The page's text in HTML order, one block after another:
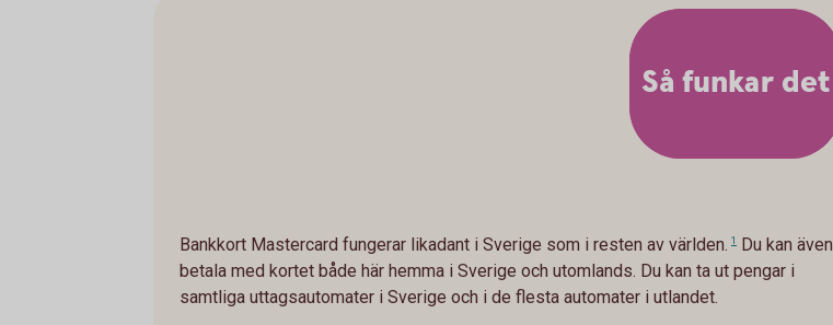
Så funkar det
Bankkort Mastercard fungerar likadant i Sverige som i resten av världen. 1
Du kan även
betala med kortet både här hemma i Sverige och utomlands. Du kan ta ut pengar i
samtliga uttagsautomater i Sverige och i de flesta automater i utlandet.